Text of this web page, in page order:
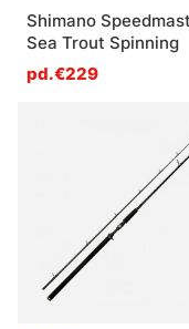
Shimano
Sea Trout Spinning
pd.€229